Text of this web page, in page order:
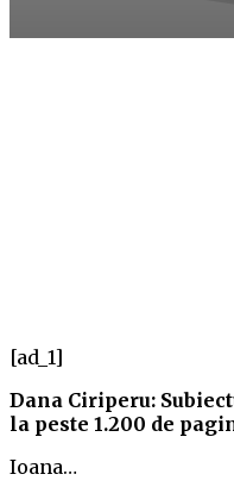
[ad_1]
Dana Ciriperu:
la peste 1.200 de
Ioana…